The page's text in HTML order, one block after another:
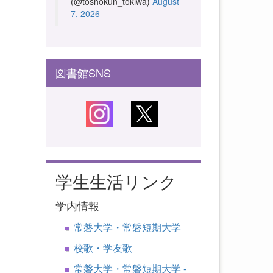
7, 2026
図書館SNS
学生生活リンク
学内情報
常磐大学・常磐短期大学
校歌・学友歌
常磐大学・常磐短期大学 -